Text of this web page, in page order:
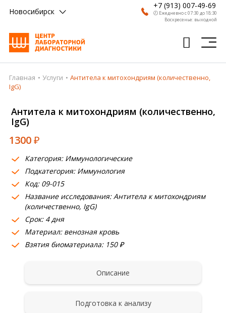
Новосибирск
+7 (913) 007-49-69
🕗 Ежедневно с 07:30 до 18:30
Воскресенье: выходной
Главная
Врачи
Получить результат
Пациентам
О компании
Где сдать
Партнерам
Главная Услуги
Антитела к митохондриям (количественно,
IgG)
Антитела к митохондриям (количественно,
IgG)
1300₽
Категория: Иммунологические
Подкатегория: Иммунология
Код: 09-015
Название исследования: Антитела к митохондриям
(количественно, IgG)
Срок: 4 дня
Материал: венозная кровь
Взятия биоматериала: 150 ₽
Описание
Подготовка к анализу